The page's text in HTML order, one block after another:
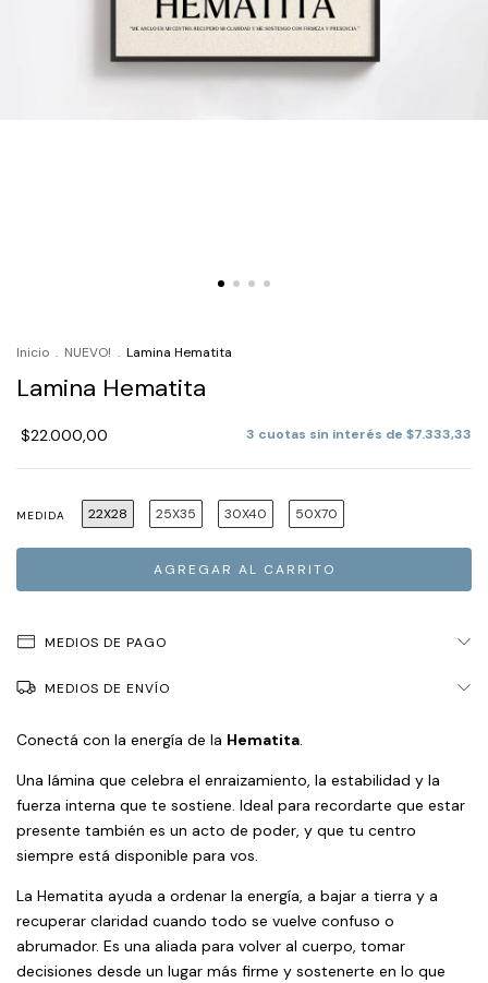
Inicio . NUEVO! . Lamina Hematita
Lamina Hematita
$22.000,00 3 cuotas sin interés de $7.333,33
MEDIDA 22X28 25X35 30X40 50X70
MEDIOS DE PAGO
MEDIOS DE ENVÍO
Conectá con la energía de la Hematita.
Una lámina que celebra el enraizamiento, la estabilidad y la
fuerza interna que te sostiene. Ideal para recordarte que estar
presente también es un acto de poder, y que tu centro
siempre está disponible para vos.
La Hematita ayuda a ordenar la energía, a bajar a tierra y a
recuperar claridad cuando todo se vuelve confuso o
abrumador. Es una aliada para volver al cuerpo, tomar
decisiones desde un lugar más firme y sostenerte en lo que